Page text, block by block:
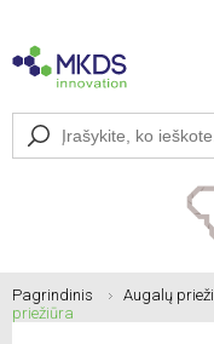
Pagrindinis Augalų
priežiūra